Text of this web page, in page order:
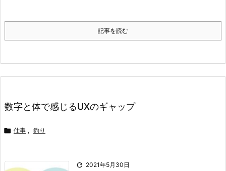
記事を読む
数字と体で感じるUXのギャップ
 仕事 , 釣り
 2021年5月30日